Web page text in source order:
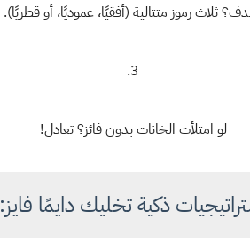
ثلاث رموز متتالية (أفقيًا، عموديًا، أو قطريًا).
لو امتلأت الخانات بدون فائز؟تعادل!
ذكية تخليك دايمًا فايز: